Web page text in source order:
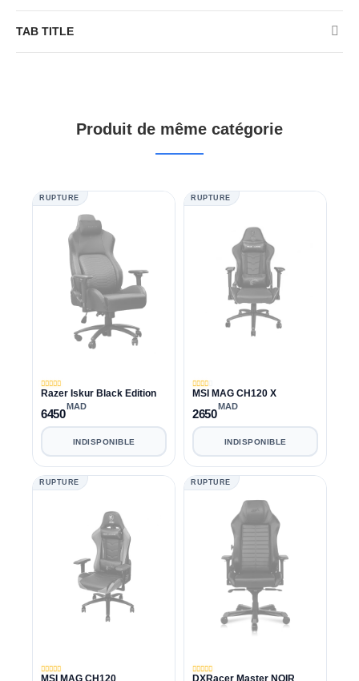
TAB TITLE
Produit de même catégorie
RUPTURE
Razer Iskur Black Edition
6450
MAD
INDISPONIBLE
RUPTURE
MSI MAG CH120 X
2650
MAD
INDISPONIBLE
RUPTURE
MSI MAG CH120
RUPTURE
DXRacer Master NOIR